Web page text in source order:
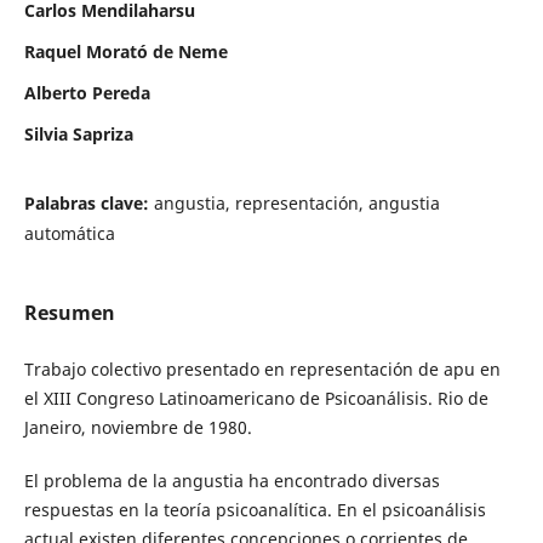
Carlos Mendilaharsu
Raquel Morató de Neme
Alberto Pereda
Silvia Sapriza
Palabras clave: angustia, representación, angustia
automática
Resumen
Trabajo colectivo presentado en representación de apu en
el XIII Congreso Latinoamericano de Psicoanálisis. Rio de
Janeiro, noviembre de 1980.
El problema de la angustia ha encontrado diversas
respuestas en la teoría psicoanalítica. En el psicoanálisis